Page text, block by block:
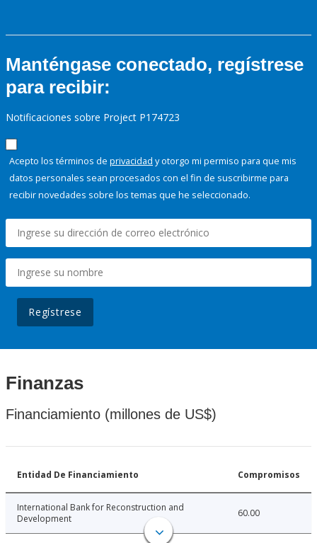
Manténgase conectado, regístrese
para recibir:
Notificaciones sobre Project P174723
Acepto los términos de privacidad y otorgo mi permiso para que mis
datos personales sean procesados con el fin de suscribirme para
recibir novedades sobre los temas que he seleccionado.
Regístrese
Finanzas
Financiamiento (millones de US$)
Entidad De Financiamiento Compromisos
International Bank for Reconstruction and
Development
60.00